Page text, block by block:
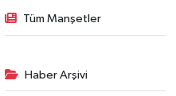
Tüm Manşetler
Haber Arşivi